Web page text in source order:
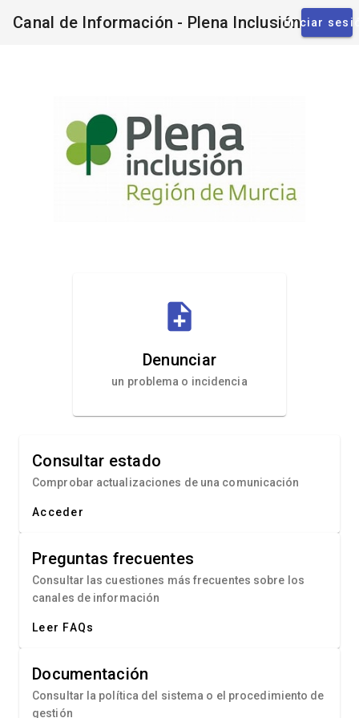
Canal de Información - Plena InclusiónIniciar
note_add
Denunciar
un problema o incidencia
Consultar estado
Comprobar actualizaciones de una comunicación
Acceder
Preguntas frecuentes
Consultar las cuestiones más frecuentes sobre los
canales de información
Leer FAQs
Documentación
Consultar la política del sistema o el procedimiento de
gestión